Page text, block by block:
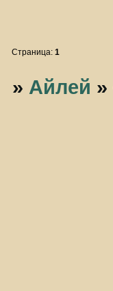
Страница:1
» Айлей »